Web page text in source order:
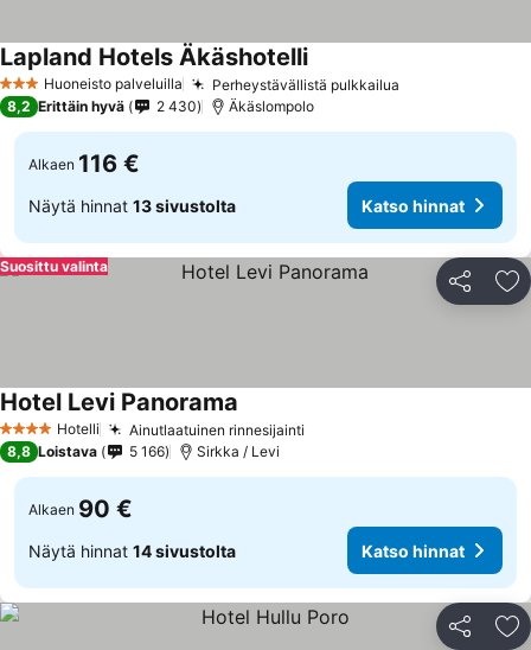
3 Tähtiluokitus
Huoneisto palveluilla Perheystävällistä pulkkailua
Lapland Hotels Äkäshotelli
8,2 Erittäin hyvä 2 430 Äkäslompolo
Alkaen 116 €
Näytä hinnat 13 sivustolta Katso hinnat
Jaa
Suosittu valinta
4 Tähtiluokitus
Hotelli Ainutlaatuinen rinnesijainti
Hotel Levi Panorama
8,8 Loistava 5 166 Sirkka / Levi
Alkaen 90 €
Näytä hinnat 14 sivustolta Katso hinnat
Jaa